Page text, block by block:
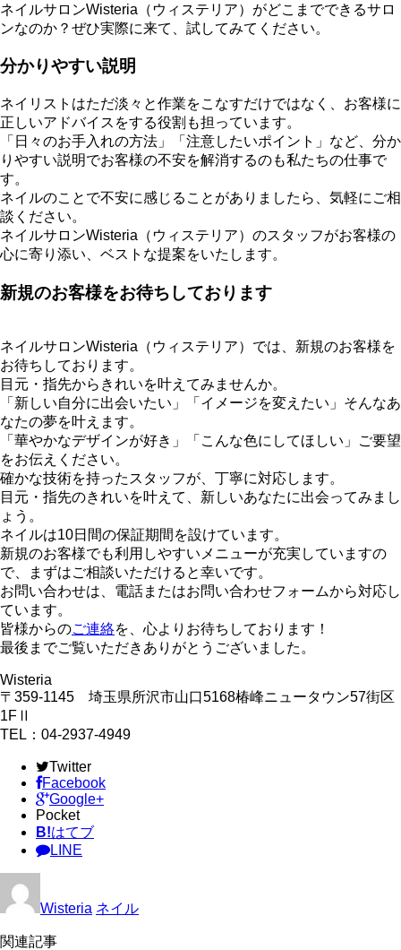
ネイルサロンWisteria（ウィステリア）がどこまでできるサロ
ンなのか？ぜひ実際に来て、試してみてください。
分かりやすい説明
ネイリストはただ淡々と作業をこなすだけではなく、お客様に
正しいアドバイスをする役割も担っています。
「日々のお手入れの方法」「注意したいポイント」など、分か
りやすい説明でお客様の不安を解消するのも私たちの仕事で
す。
ネイルのことで不安に感じることがありましたら、気軽にご相
談ください。
ネイルサロンWisteria（ウィステリア）のスタッフがお客様の
心に寄り添い、ベストな提案をいたします。
新規のお客様をお待ちしております
ネイルサロンWisteria（ウィステリア）では、新規のお客様を
お待ちしております。
目元・指先からきれいを叶えてみませんか。
「新しい自分に出会いたい」「イメージを変えたい」そんなあ
なたの夢を叶えます。
「華やかなデザインが好き」「こんな色にしてほしい」ご要望
をお伝えください。
確かな技術を持ったスタッフが、丁寧に対応します。
目元・指先のきれいを叶えて、新しいあなたに出会ってみまし
ょう。
ネイルは10日間の保証期間を設けています。
新規のお客様でも利用しやすいメニューが充実していますの
で、まずはご相談いただけると幸いです。
お問い合わせは、電話またはお問い合わせフォームから対応し
ています。
皆様からのご連絡を、心よりお待ちしております！
最後までご覧いただきありがとうございました。
Wisteria
〒359-1145 埼玉県所沢市山口5168椿峰ニュータウン57街区
1FⅡ
TEL：04-2937-4949
Twitter
Facebook
Google+
Pocket
B!はてブ
LINE
Wisteria ネイル
関連記事